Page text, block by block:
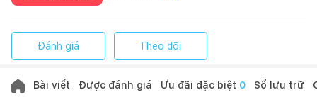
Đánh giá Theo dõi
Bài viết Được đánh giá Ưu đãi đặc biệt 0 Sổ lưu trữ